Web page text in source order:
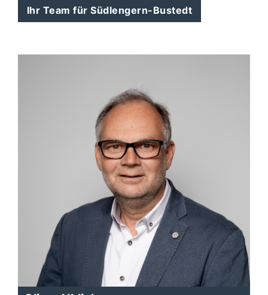
Ihr Team für Südlengern-Bustedt